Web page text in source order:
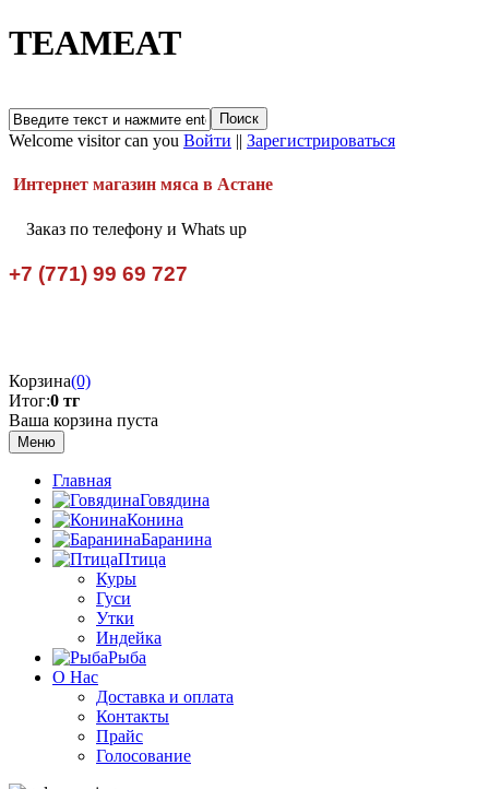
TEAMEAT
Welcome visitor can you Войти || Зарегистрироваться
Интернет магазин мяса в Астане
Заказ по телефону и Whats up
+7 (771) 99 69 727
Корзина(0)
Итог:0 тг
Ваша корзина пуста
Меню
Главная
Говядина
Конина
Баранина
Птица
Куры
Гуси
Утки
Индейка
Рыба
О Нас
Доставка и оплата
Контакты
Прайс
Голосование